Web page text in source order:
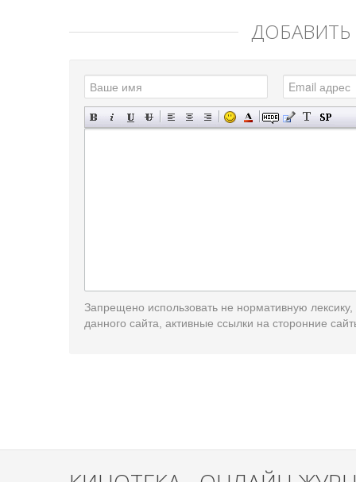
Запрещено использовать не нормативную лексику,
данного сайта, активные ссылки на сторонние